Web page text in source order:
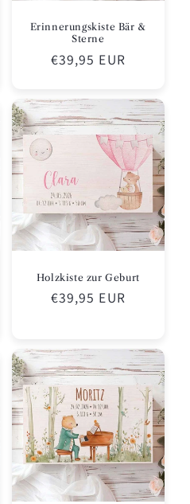
Erinnerungskiste Bär &
Sterne
Normaler
€39,95 EUR
Holzkiste zur Geburt
Normaler
€39,95 EUR